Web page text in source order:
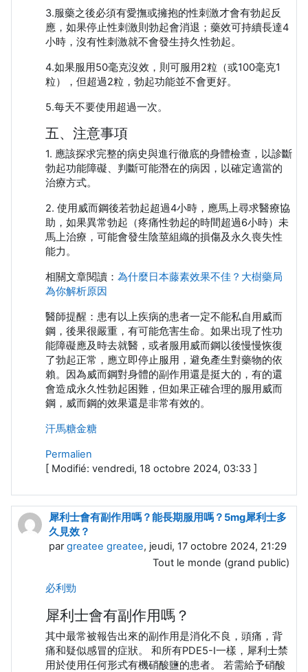
3.服藥之後必須有愛撫或擁抱的性刺激才會有勃起反
應，如果停止性刺激則勃起會消退；藥效可持續長達4
小時，沒有性刺激就不會發生持久性勃起。
4.如果服用50毫克沒效，則可服用2粒（或100毫克1
粒），但超過2粒，勃起功能並不會更好。
5.每天不要使用超過一次。
五、注意事項
1. 應該探求完整的病史與進行徹底的身體檢查，以診斷
勃起功能障礙、判斷可能潛在的病因，以確定適當的
治療方式。
2. 使用威而鋼後若勃起超過4小時，應馬上尋求醫療協
助，如果異常勃起（疼痛性勃起的時間超過6小時）未
馬上治療，可能會發生陰莖組織的損傷及永久喪失性
能力。
相關文章閱讀： 為什麼日本藤素效果不佳？大樹藥局
為你解析原因
醫師提醒：患有以上疾病的患者一定不能私自用威而
鋼，後果很嚴重，有可能危害生命。如果出現了性功
能障礙應及時去就醫，或者服用威而鋼以後慢慢恢復
了勃起正常，應立即停止服用，避免產生對藥物的依
賴。因為威而鋼對身體的副作用還是挺大的，有的還
會造成永久性勃起困難，但如果正確合理的服用威而
鋼，威而鋼的效果還是非常有效的。
汗馬糖金糖
Permalien
[ Modifié: vendredi, 18 octobre 2024, 03:33 ]
犀利士會有副作用嗎？能長期服用嗎？5mg犀利士多
久見效？
pargreatee greatee, jeudi, 17 octobre 2024, 21:29
Tout le monde (grand public)
必利勁
犀利士會有副作用嗎？
其中最常被報告出來的副作用是消化不良，頭痛，背
痛和疑似感冒的症狀。 和所有PDE5-I一樣，犀利士禁
用於使用任何形式有機硝酸鹽的患者。 若需給予硝酸